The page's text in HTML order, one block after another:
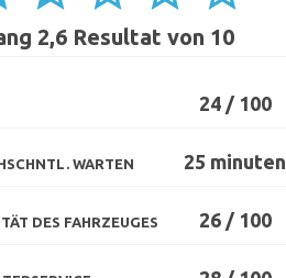
2,6 Resultat von 10
24 / 100
WARTEN 25 minuten
DES FAHRZEUGES 26 / 100